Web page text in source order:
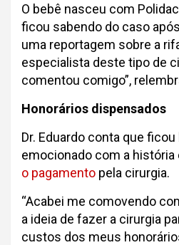
O bebê nasceu com
ficou sabendo do caso
uma reportagem sobre a
especialista deste tipo de
comentou comigo”,
Honorários dispensados
Dr. Eduardo conta que
emocionado com a história
o pagamento pela cirurgia.
“Acabei me comovendo
a ideia de fazer a cirurgia
custos dos meus